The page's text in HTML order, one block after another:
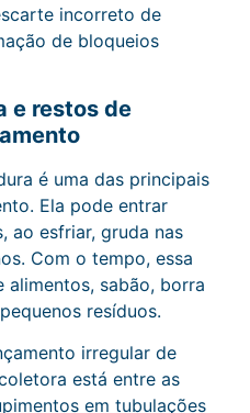
incorreto de
de bloqueios
e restos de
é uma das principais
Ela pode entrar
ao esfriar, gruda nas
Com o tempo, essa
alimentos, sabão, borra
resíduos.
irregular de
está entre as
em tubulações